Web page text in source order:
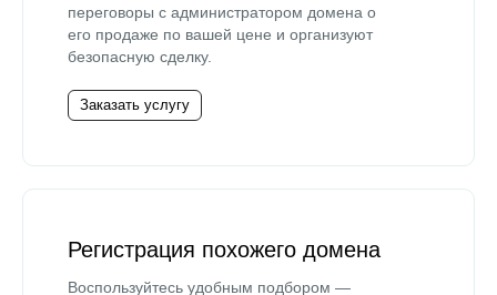
переговоры с администратором домена о
его продаже по вашей цене и организуют
безопасную сделку.
Заказать услугу
Регистрация похожего домена
Воспользуйтесь удобным подбором —